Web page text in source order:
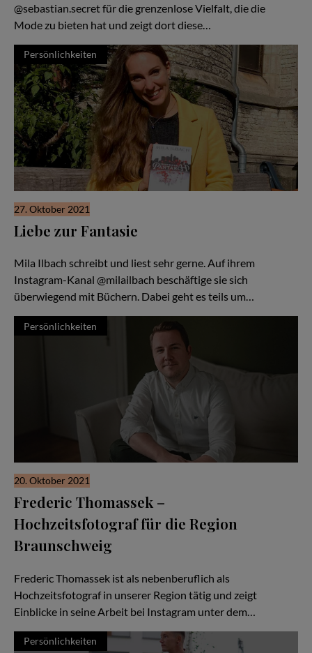
@sebastian.secret für die grenzenlose Vielfalt, die die
Mode zu bieten hat und zeigt dort diese…
Persönlichkeiten
27. Oktober 2021
Liebe zur Fantasie
Mila Ilbach schreibt und liest sehr gerne. Auf ihrem
Instagram-Kanal @milailbach beschäftige sie sich
überwiegend mit Büchern. Dabei geht es teils um…
Persönlichkeiten
20. Oktober 2021
Frederic Thomassek –
Hochzeitsfotograf für die Region
Braunschweig
Frederic Thomassek ist als nebenberuflich als
Hochzeitsfotograf in unserer Region tätig und zeigt
Einblicke in seine Arbeit bei Instagram unter dem…
Persönlichkeiten